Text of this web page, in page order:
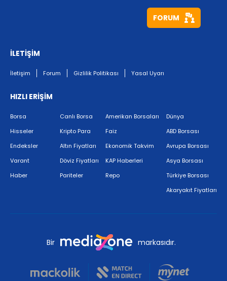
FORUM
İLETİŞİM
İletişim Forum Gizlilik Politikası Yasal Uyarı
HIZLI ERİŞİM
Borsa
Hisseler
Endeksler
Varant
Haber
Canlı Borsa
Kripto Para
Altın Fiyatları
Döviz Fiyatları
Pariteler
Amerikan Borsaları
Faiz
Ekonomik Takvim
KAP Haberleri
Repo
Dünya
ABD Borsası
Avrupa Borsası
Asya Borsası
Türkiye Borsası
Akaryakıt Fiyatları
Bir markasıdır.